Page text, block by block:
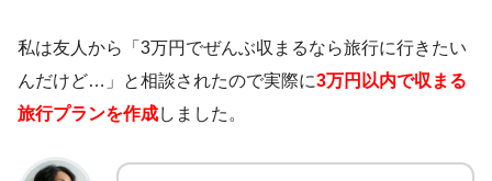
私は友人から「3万円でぜんぶ収まるなら旅行に行きたい
んだけど…」と相談されたので実際に3万円以内で収まる
旅行プランを作成しました。